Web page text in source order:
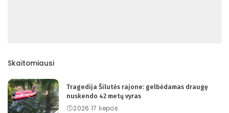
Skaitomiausi
Tragedija Šilutės rajone: gelbėdamas draugę
nuskendo 42 metų vyras
2026 17 liepos